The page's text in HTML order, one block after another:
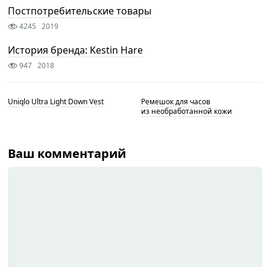
Постпотребительские товары
4245 2019
История бренда: Kestin Hare
947 2018
Uniqlo Ultra Light Down Vest
Ремешок для часов
из необработанной кожи
Ваш комментарий